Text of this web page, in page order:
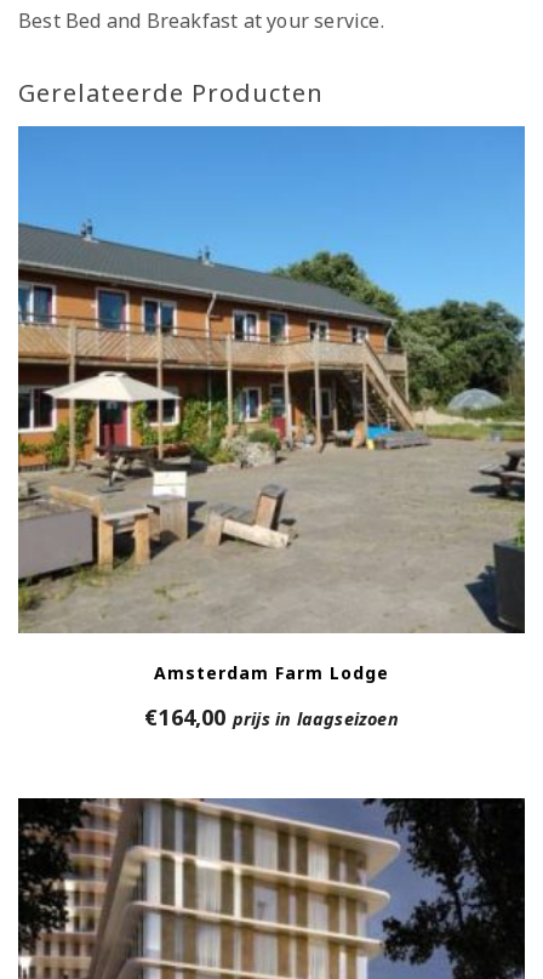
Best Bed and Breakfast at your service.
Gerelateerde Producten
Amsterdam Farm Lodge
€164,00 prijs in laagseizoen